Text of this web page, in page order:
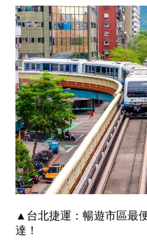
▲台北捷運：暢遊市區最
達！